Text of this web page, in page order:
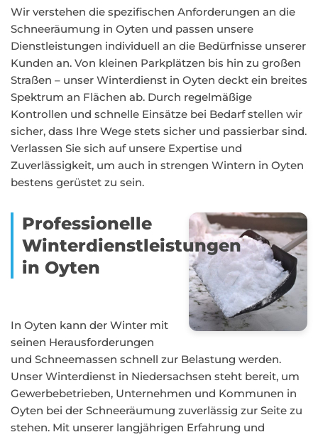
Wir verstehen die spezifischen Anforderungen an die
Schneeräumung in Oyten und passen unsere
Dienstleistungen individuell an die Bedürfnisse unserer
Kunden an. Von kleinen Parkplätzen bis hin zu großen
Straßen – unser Winterdienst in Oyten deckt ein breites
Spektrum an Flächen ab. Durch regelmäßige
Kontrollen und schnelle Einsätze bei Bedarf stellen wir
sicher, dass Ihre Wege stets sicher und passierbar sind.
Verlassen Sie sich auf unsere Expertise und
Zuverlässigkeit, um auch in strengen Wintern in Oyten
bestens gerüstet zu sein.
Professionelle
Winterdienstleistungen
in Oyten
In Oyten kann der Winter mit
seinen Herausforderungen
und Schneemassen schnell zur Belastung werden.
Unser Winterdienst in Niedersachsen steht bereit, um
Gewerbebetrieben, Unternehmen und Kommunen in
Oyten bei der Schneeräumung zuverlässig zur Seite zu
stehen. Mit unserer langjährigen Erfahrung und